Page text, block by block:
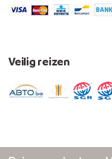
Veilig reizen